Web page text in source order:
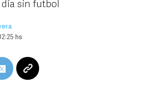
día sin futbol
hs